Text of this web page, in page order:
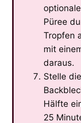
Püree
Tropfen
mit
daraus.
Stelle
Hälfte
25